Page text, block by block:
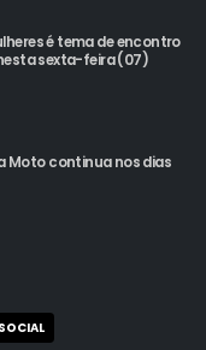
é tema de encontro
sexta-feira (07)
Moto continua nos dias